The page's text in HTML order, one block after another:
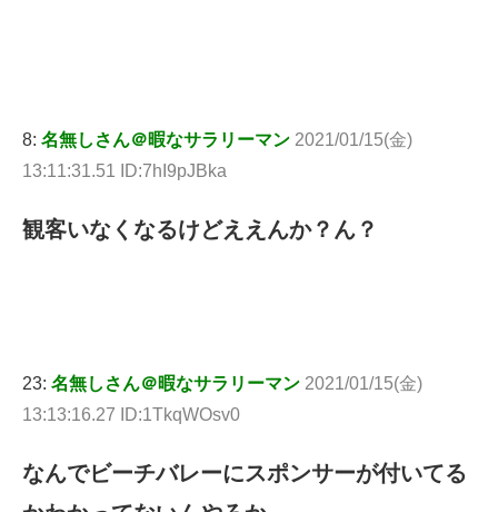
8: 名無しさん＠暇なサラリーマン 2021/01/15(金)
13:11:31.51 ID:7hI9pJBka
観客いなくなるけどええんか？ん？
23: 名無しさん＠暇なサラリーマン 2021/01/15(金)
13:13:16.27 ID:1TkqWOsv0
なんでビーチバレーにスポンサーが付いてる